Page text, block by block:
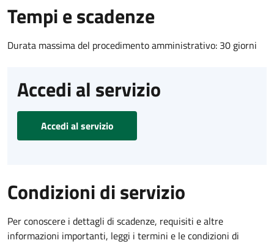
Tempi e scadenze
Durata massima del procedimento amministrativo: 30 giorni
Accedi al servizio
Accedi al servizio
Condizioni di servizio
Per conoscere i dettagli di scadenze, requisiti e altre
informazioni importanti, leggi i termini e le condizioni di